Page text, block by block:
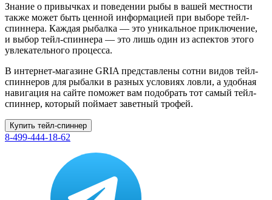
Знание о привычках и поведении рыбы в вашей местности
также может быть ценной информацией при выборе тейл-
спиннера. Каждая рыбалка — это уникальное приключение,
и выбор тейл-спиннера — это лишь один из аспектов этого
увлекательного процесса.
В интернет-магазине GRIA представлены сотни видов тейл-
спиннеров для рыбалки в разных условиях ловли, а удобная
навигация на сайте поможет вам подобрать тот самый тейл-
спиннер, который поймает заветный трофей.
Купить тейл-спиннер
8-499-444-18-62